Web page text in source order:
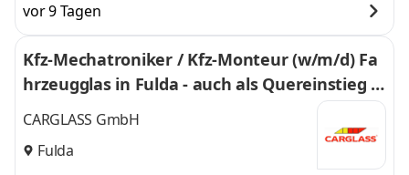
vor 9 Tagen
Kfz-Mechatroniker / Kfz-Monteur (w/m/d) Fa
hrzeugglas in Fulda - auch als Quereinstieg -
263
CARGLASS GmbH
Fulda